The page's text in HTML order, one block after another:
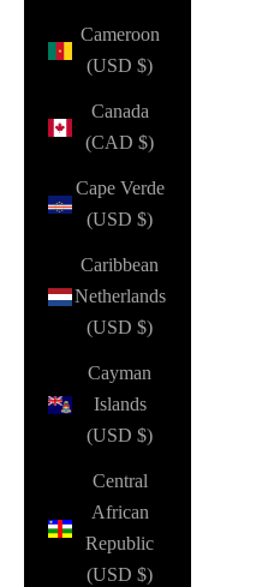
Cameroon
(USD $)
Canada
(CAD $)
Cape Verde
(USD $)
Caribbean
Netherlands
(USD $)
Cayman
Islands
(USD $)
Central
African
Republic
(USD $)